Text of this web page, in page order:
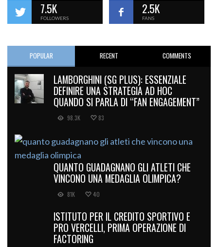
7.5K
FOLLOWERS
2.5K
FANS
POPULAR RECENT COMMENTS
LAMBORGHINI (SG PLUS): ESSENZIALE
DEFINIRE UNA STRATEGIA AD HOC
QUANDO SI PARLA DI “FAN ENGAGEMENT”
98.3K 83
QUANTO GUADAGNANO GLI ATLETI CHE
VINCONO UNA MEDAGLIA OLIMPICA?
81K 40
ISTITUTO PER IL CREDITO SPORTIVO E
PRO VERCELLI, PRIMA OPERAZIONE DI
FACTORING